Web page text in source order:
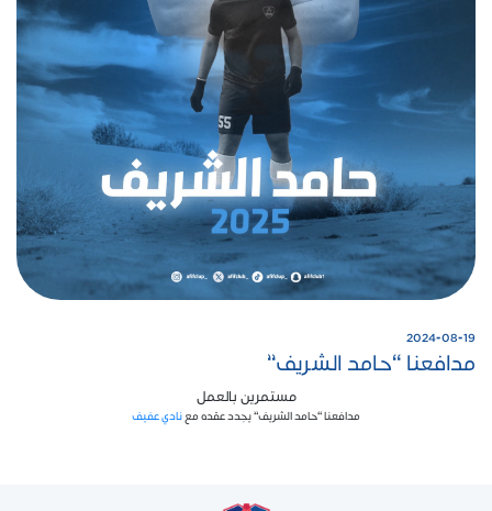
2024-08-19
مدافعنا “حامد الشريف”
مستمرين بالعمل
مدافعنا “حامد الشريف” يجدد عقده معنادي عفيف